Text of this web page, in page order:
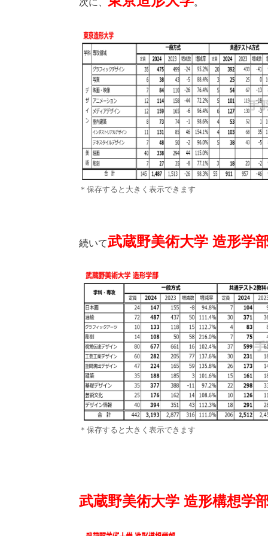
＊保存すると大きく表示できます
続いて武蔵野美術大学 造形学
＊保存すると大きく表示できます
武蔵野美術大学 造形構想学